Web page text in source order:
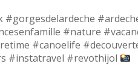
#gorgesdelardeche
#nature
#canoelife
#instatravel #revothijol